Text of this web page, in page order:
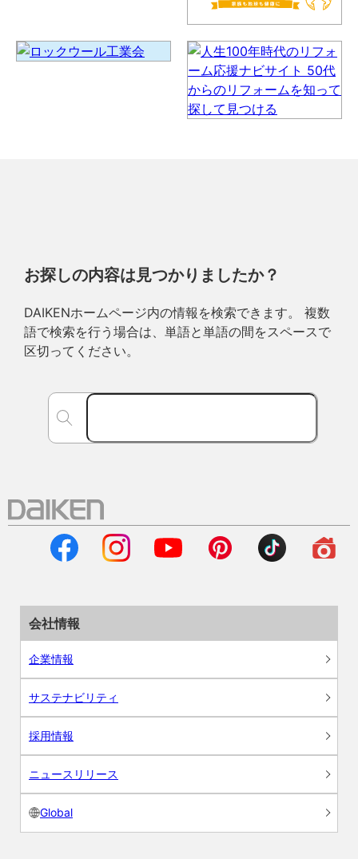
お探しの内容は見つかりましたか？
DAIKENホームページ内の情報を検索できます。 複数
語で検索を行う場合は、単語と単語の間をスペースで
区切ってください。
会社情報
企業情報
サステナビリティ
採用情報
ニュースリリース
Global